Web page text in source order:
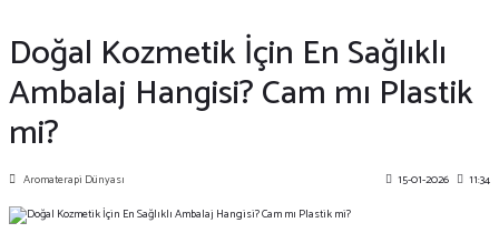
Doğal Kozmetik İçin En Sağlıklı
Ambalaj Hangisi? Cam mı Plastik
mi?
Aromaterapi Dünyası 15-01-2026 11:34